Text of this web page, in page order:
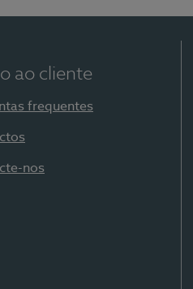
ao cliente
frequentes
nos